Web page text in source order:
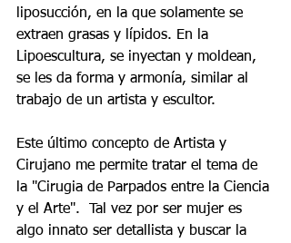
liposucción, en la que solamente se
extraen grasas y lípidos. En la
Lipoescultura, se inyectan y moldean,
se les da forma y armonía, similar al
trabajo de un artista y escultor.
Este último concepto de Artista y
Cirujano me permite tratar el tema de
la "Cirugia de Parpados entre la Ciencia
y el Arte".  Tal vez por ser mujer es
algo innato ser detallista y buscar la